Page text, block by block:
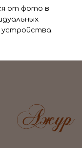
от фото в
устройства.